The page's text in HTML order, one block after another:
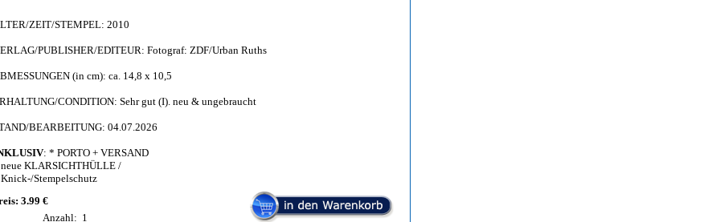
ZEIT/STEMPEL: 2010
PUBLISHER/EDITEUR: Fotograf: ZDF/Urban Ruths
(in cm): ca. 14,8 x 10,5
CONDITION: Sehr gut (I). neu & ungebraucht
BEARBEITUNG: 04.07.2026
: * PORTO + VERSAND
KLARSICHTHÜLLE /
Stempelschutz
3.99 €
Anzahl: 1